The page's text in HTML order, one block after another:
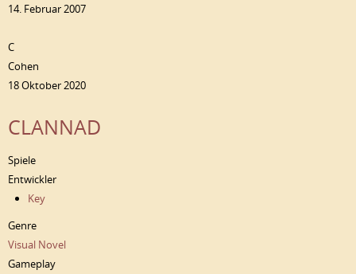
14. Februar 2007
C
Cohen
18 Oktober 2020
CLANNAD
Spiele
Entwickler
Key
Genre
Visual Novel
Gameplay